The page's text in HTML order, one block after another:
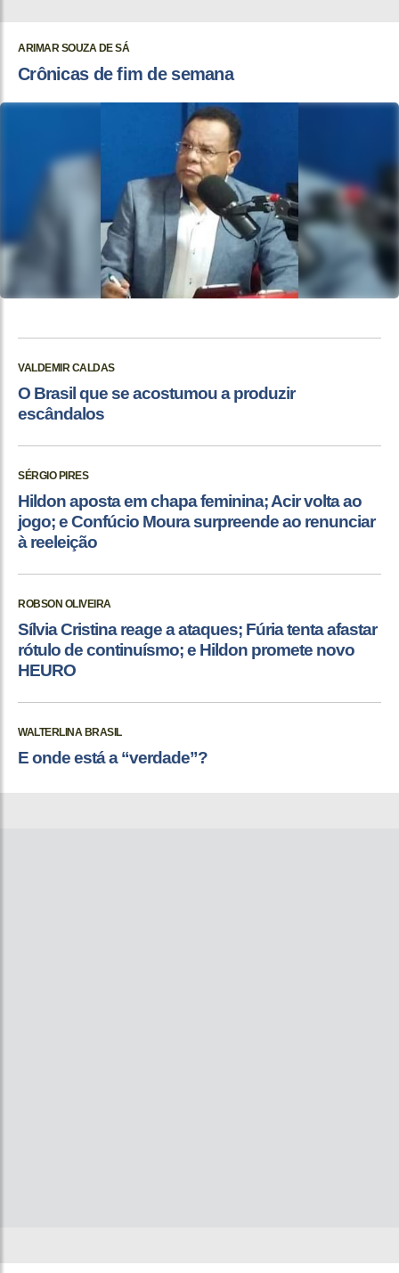
ARIMAR SOUZA DE SÁ
Crônicas de fim de semana
VALDEMIR CALDAS
O Brasil que se acostumou a produzir
escândalos
SÉRGIO PIRES
Hildon aposta em chapa feminina; Acir volta ao
jogo; e Confúcio Moura surpreende ao renunciar
à reeleição
ROBSON OLIVEIRA
Sílvia Cristina reage a ataques; Fúria tenta afastar
rótulo de continuísmo; e Hildon promete novo
HEURO
WALTERLINA BRASIL
E onde está a “verdade”?